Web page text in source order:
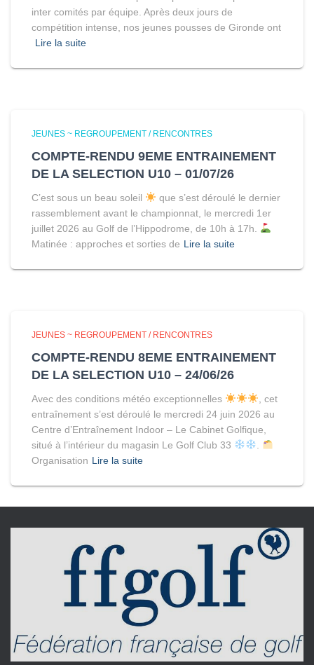
inter comités par équipe. Après deux jours de
compétition intense, nos jeunes pousses de Gironde ont
Lire la suite
JEUNES ~ REGROUPEMENT / RENCONTRES
COMPTE-RENDU 9EME ENTRAINEMENT
DE LA SELECTION U10 – 01/07/26
C’est sous un beau soleil
que s’est déroulé le dernier
rassemblement avant le championnat, le mercredi 1er
juillet 2026 au Golf de l’Hippodrome, de 10h à 17h.
Matinée : approches et sorties de Lire la suite
JEUNES ~ REGROUPEMENT / RENCONTRES
COMPTE-RENDU 8EME ENTRAINEMENT
DE LA SELECTION U10 – 24/06/26
Avec des conditions météo exceptionnelles
, cet
entraînement s’est déroulé le mercredi 24 juin 2026 au
Centre d’Entraînement Indoor – Le Cabinet Golfique,
situé à l’intérieur du magasin Le Golf Club 33
Organisation Lire la suite